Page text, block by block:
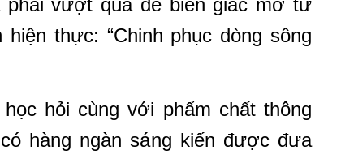
phải vượt qua để biến giấc mơ từ
thực: “Chinh phục dòng sông
hỏi cùng với phẩm chất thông
hàng ngàn sáng kiến được đưa